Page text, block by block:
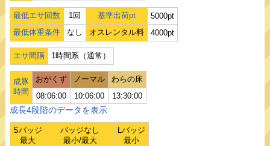
最低エサ回数 1回 基準出荷pt
5000pt
最低体重条件
なし オスレンタル料 4000pt
エサ間隔 1時間系（通常）
成豚
時間
おがくず ノーマル
わらの床
08:06:00
10:06:00 13:30:00
成長4段階のデータを表示
Sバッジ
最大
バッジなし
最小/最大
Lバッジ
最小